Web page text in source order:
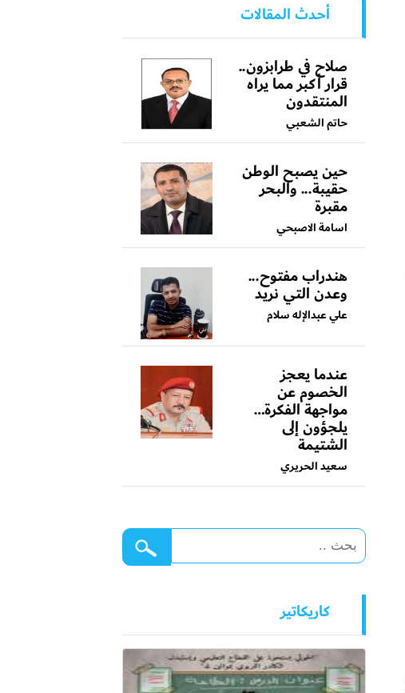
أحدث المقالات
صلاح في طرابزون..
قرار أكبر مما يراه
المنتقدون
حاتم الشعبي
حين يصبح الوطن
حقيبة... والبحر
مقبرة
اسامة الاصبحي
هندراب مفتوح...
وعدن التي نريد
علي عبدالإله سلام
عندما يعجز
الخصوم عن
مواجهة الفكرة…
يلجؤون إلى
الشتيمة
سعيد الحريري
كاريكاتير